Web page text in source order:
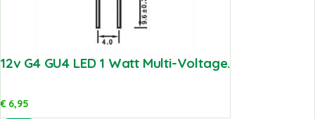
12v G4 GU4 LED 1 Watt Multi-Voltage.
€6,95